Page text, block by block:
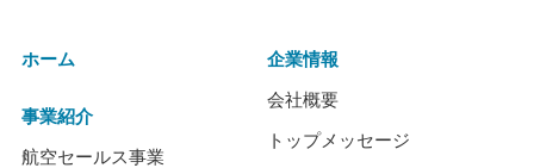
ホーム
事業紹介
航空セールス事業
企業情報
会社概要
トップメッセージ